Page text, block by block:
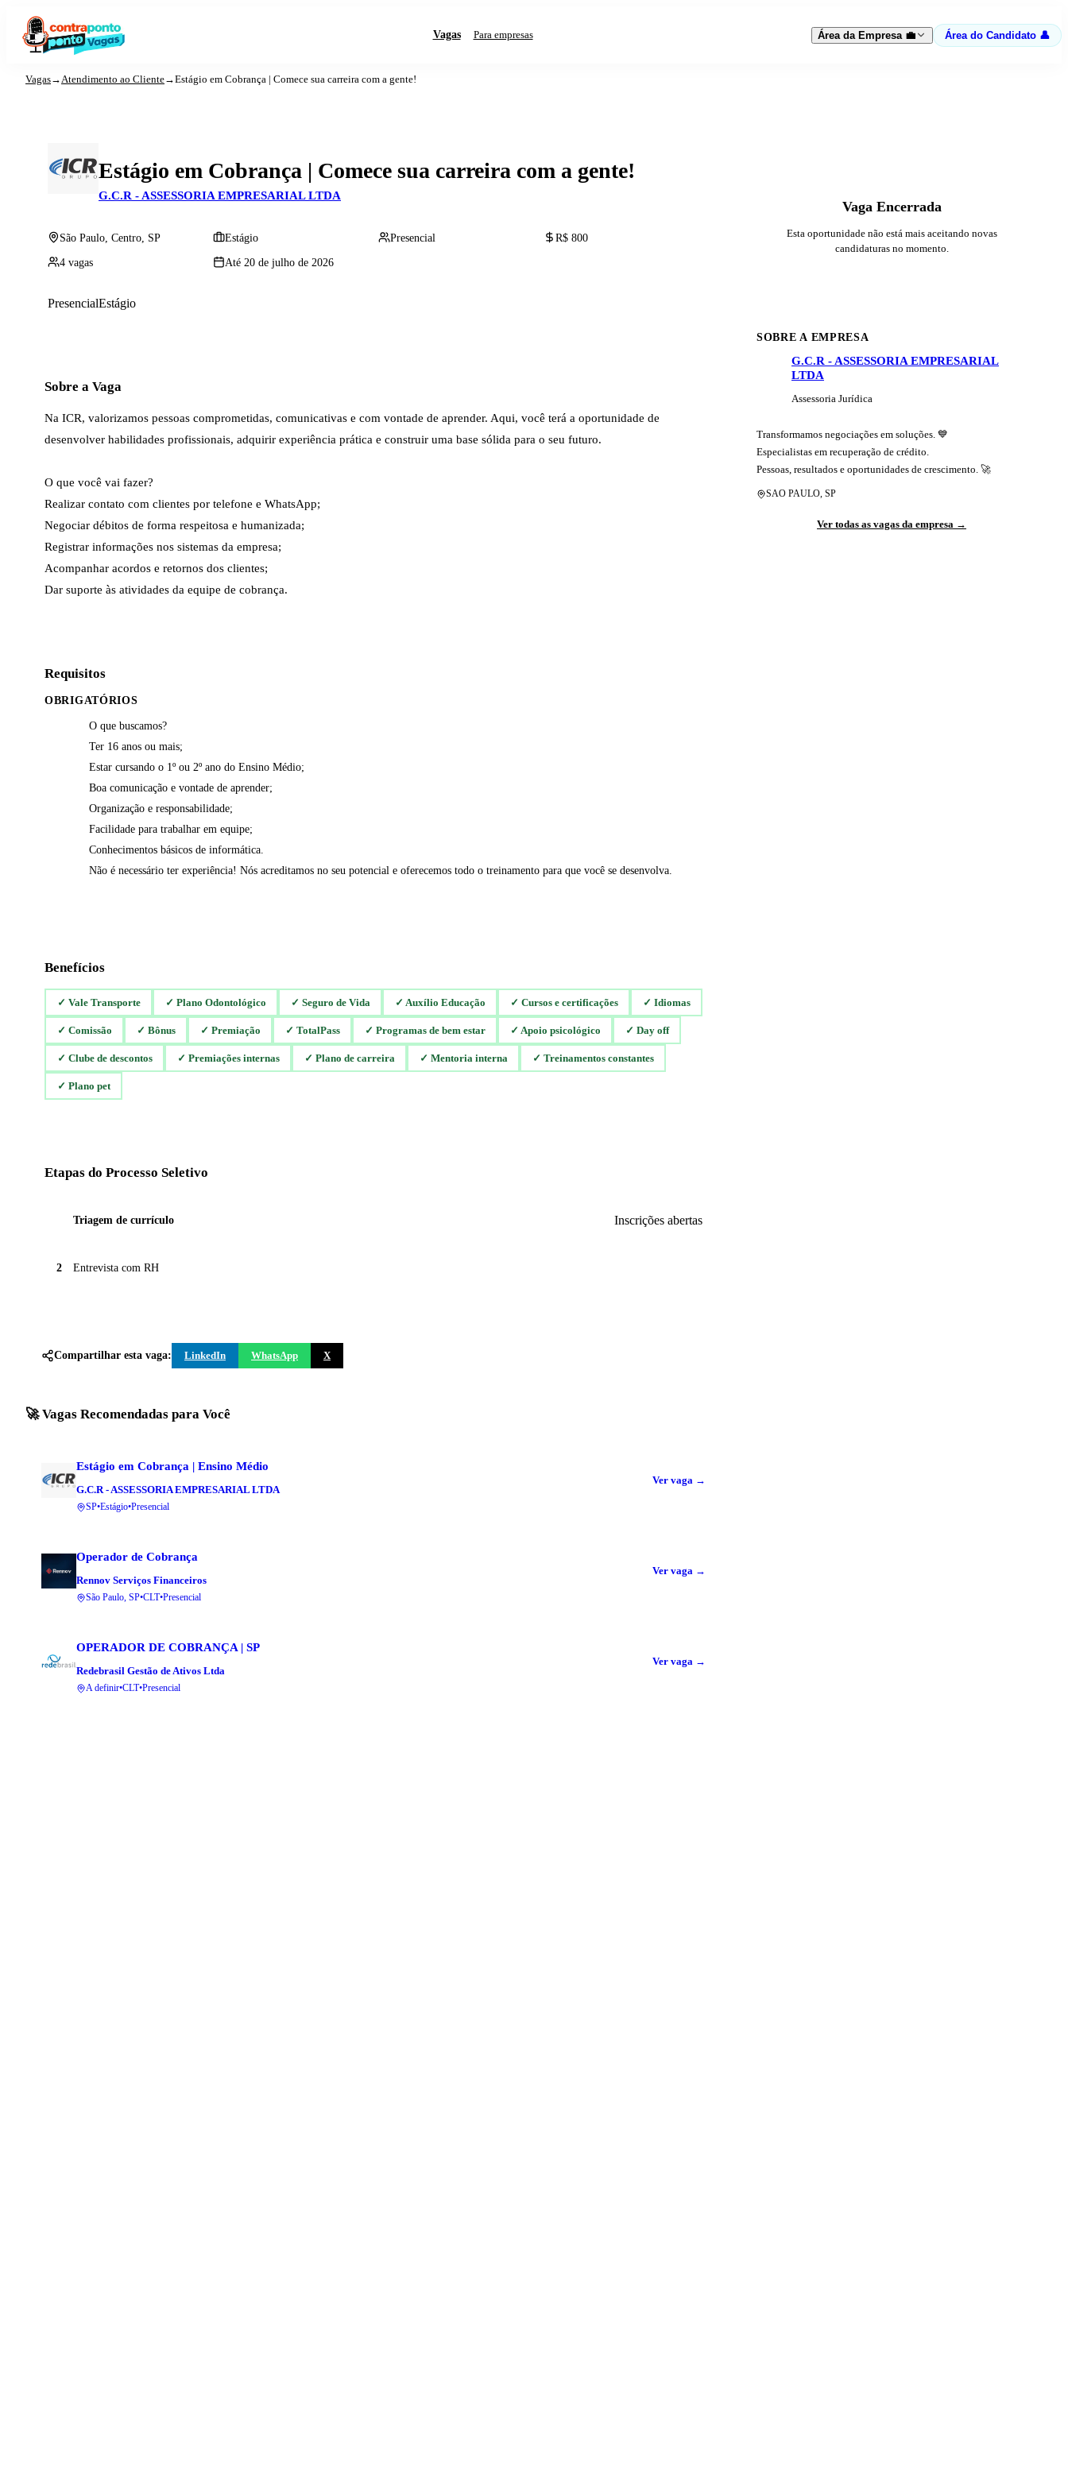
Vagas Para empresas Área da Empresa 💼 Área do Candidato 👤
Vagas→Atendimento ao Cliente→Estágio em Cobrança | Comece sua carreira com a gente!
Estágio em Cobrança | Comece sua carreira com a gente!
G.C.R - ASSESSORIA EMPRESARIAL LTDA
São Paulo, Centro, SP Estágio Presencial R$ 800
4 vagas Até 20 de julho de 2026
PresencialEstágio
Sobre a Vaga
Na ICR, valorizamos pessoas comprometidas, comunicativas e com vontade de aprender. Aqui, você terá a oportunidade de
desenvolver habilidades profissionais, adquirir experiência prática e construir uma base sólida para o seu futuro.
O que você vai fazer?
Realizar contato com clientes por telefone e WhatsApp;
Negociar débitos de forma respeitosa e humanizada;
Registrar informações nos sistemas da empresa;
Acompanhar acordos e retornos dos clientes;
Dar suporte às atividades da equipe de cobrança.
Requisitos
OBRIGATÓRIOS
O que buscamos?
Ter 16 anos ou mais;
Estar cursando o 1º ou 2º ano do Ensino Médio;
Boa comunicação e vontade de aprender;
Organização e responsabilidade;
Facilidade para trabalhar em equipe;
Conhecimentos básicos de informática.
Não é necessário ter experiência! Nós acreditamos no seu potencial e oferecemos todo o treinamento para que você se desenvolva.
Benefícios
✓ Vale Transporte ✓ Plano Odontológico ✓ Seguro de Vida ✓ Auxílio Educação ✓ Cursos e certificações ✓ Idiomas
✓ Comissão ✓ Bônus ✓ Premiação ✓ TotalPass ✓ Programas de bem estar ✓ Apoio psicológico ✓ Day off
✓ Clube de descontos ✓ Premiações internas ✓ Plano de carreira ✓ Mentoria interna ✓ Treinamentos constantes
✓ Plano pet
Etapas do Processo Seletivo
Triagem de currículo Inscrições abertas
2 Entrevista com RH
Compartilhar esta vaga: LinkedIn WhatsApp X
🚀 Vagas Recomendadas para Você
Estágio em Cobrança | Ensino Médio
G.C.R - ASSESSORIA EMPRESARIAL LTDA
SP•Estágio•Presencial
Ver vaga →
Operador de Cobrança
Rennov Serviços Financeiros
São Paulo, SP•CLT•Presencial
Ver vaga →
OPERADOR DE COBRANÇA | SP
Redebrasil Gestão de Ativos Ltda
A definir•CLT•Presencial
Ver vaga →
Vaga Encerrada
Esta oportunidade não está mais aceitando novas
candidaturas no momento.
SOBRE A EMPRESA
G.C.R - ASSESSORIA EMPRESARIAL
LTDA
Assessoria Jurídica
Transformamos negociações em soluções. 💙
Especialistas em recuperação de crédito.
Pessoas, resultados e oportunidades de crescimento. 🚀
SAO PAULO, SP
Ver todas as vagas da empresa →